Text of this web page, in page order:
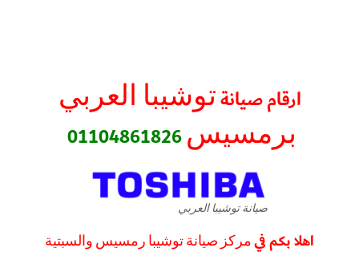
ارقام صيانةتوشيبا العربي
برمسيس01104861826
صيانة توشيبا العربي
اهلا بكم فيمركز صيانة توشيبا رمسيس والسبتية